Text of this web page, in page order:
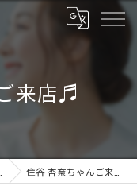
来店♬
住谷 杏奈ちゃんご来店♬